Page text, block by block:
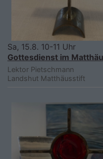
Sa, 15.8. 10-11 Uhr
Gottesdienst im
Lektor Pietschmann
Landshut Matthäusstift